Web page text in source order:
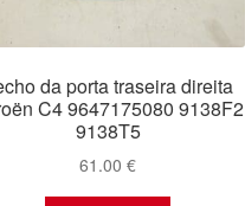
da porta traseira direita
C4 9647175080 9138F2
9138T5
61.00€